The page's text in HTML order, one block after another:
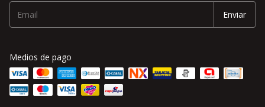
Medios de pago